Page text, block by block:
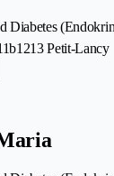
Diabetes
1213 Petit-Lancy